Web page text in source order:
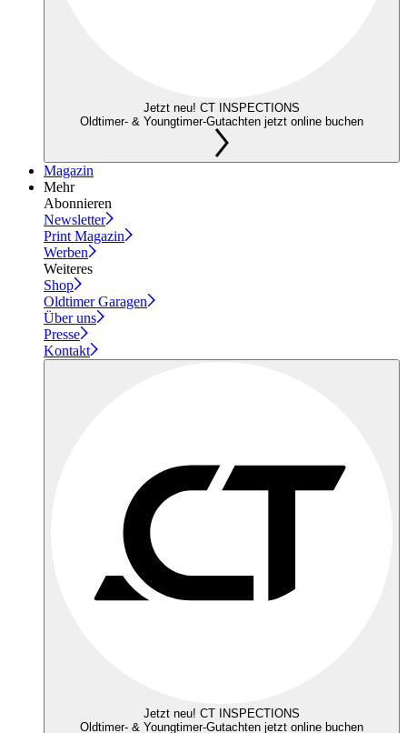
Jetzt neu! CT INSPECTIONS
Oldtimer- & Youngtimer-Gutachten jetzt online buchen
Magazin
Mehr
Abonnieren
Newsletter
Print Magazin
Werben
Weiteres
Shop
Oldtimer Garagen
Über uns
Presse
Kontakt
Jetzt neu! CT INSPECTIONS
Oldtimer- & Youngtimer-Gutachten jetzt online buchen